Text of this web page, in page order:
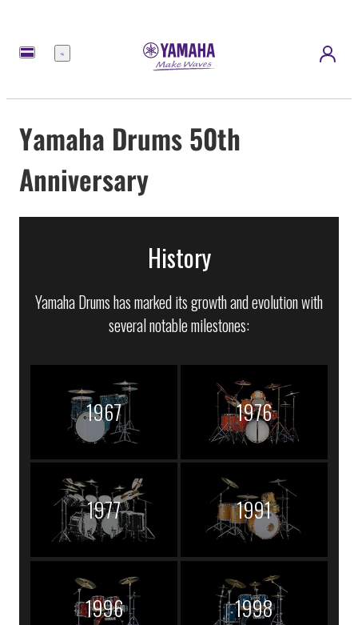
Menu
Yamaha Drums 50th
Anniversary
History
Yamaha Drums has marked its growth and evolution with
several notable milestones:
1967 1976
1977 1991
1996 1998